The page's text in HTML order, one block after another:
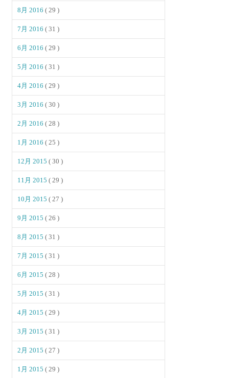
8月 2016( 29 )
7月 2016( 31 )
6月 2016( 29 )
5月 2016( 31 )
4月 2016( 29 )
3月 2016( 30 )
2月 2016( 28 )
1月 2016( 25 )
12月 2015( 30 )
11月 2015( 29 )
10月 2015( 27 )
9月 2015( 26 )
8月 2015( 31 )
7月 2015( 31 )
6月 2015( 28 )
5月 2015( 31 )
4月 2015( 29 )
3月 2015( 31 )
2月 2015( 27 )
1月 2015( 29 )